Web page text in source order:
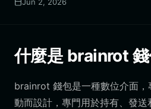
什麼是 brainrot 錢
brainrot 錢包是一種數位介面
動而設計，專門用於持有、發送